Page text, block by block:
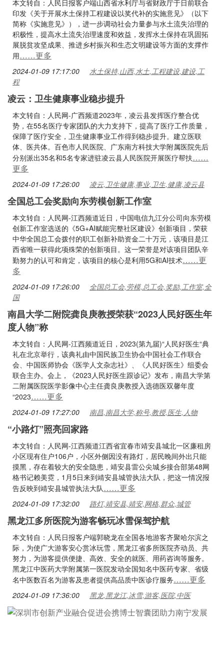
本文转自：人民日报客户端山西省水利厅与省财政厅于日前联合
印发《关于开展水土保持工程建设以奖代补的实施意见》（以下
简称《实施意见》），进一步调动社会力量参与水土流失治理的
积极性，提高水土流失治理速度和效益，发挥水土保持在巩固拓
展脱贫攻坚成果、推进乡村振兴和生态文明建设等方面的支撑作
用……更多
2024-01-09 17:17:00
水土保持,山西,水土,工程建设,建设,工
程
凌云：卫生健康事业稳步提升
本文转自：人民网-广西频道2023年，凌云县发挥医疗整合优
势，在55名医疗专家团队的大力支持下，提高了医疗工作质量，
保障了医疗安全，卫生健康事业工作得到稳步提升。建立医联
体、医共体。百色市人民医院、广东南方科技大学附属医院先后
分别派出35名和5名专家进驻凌云县人民医院开展医疗帮扶……
更多
2024-01-09 17:26:00 凌云,卫生健康,事业,卫生,健康,凌云县
全国总工会奖励向东劳模创新工作室
本文转自：人民网-江西频道近日，中国电信九江分公司向东劳模
创新工作室选送的《5G+AI赋能完整社区建设》创新项目，荣获
中华全国总工会拨付的职工创新补助资金二十万元，该项目是江
西省唯一获得此项殊荣的创新项目。这一荣誉是对该项目团队辛
勤努力的认可和肯定，该项目的核心是利用5G和AI技术……更
多
2024-01-09 17:26:00
全国总工会,劳模,总工会,奖励,工作室,全
国
南昌大学二附院龚良庚教授荣获“2023人民好医生年
度人物”称
本文转自：人民网-江西频道近日，2023(第九届)“人民好医生“典
礼在北京举行，该典礼由中国民族卫生协会中国社会工作联合
会、中国医师协会《医学人文杂志社》、《人民好医生》组委会
联合主办。会上，《2023人民好医生跟诊记》发布，南昌大学第
二附属医院医学影像中心主任龚良庚教授入选德医双馨年度
“2023……更多
2024-01-09 17:27:00 南昌,南昌大学,称号,教授,医生,人物
“小路灯”照亮回家路
本文转自：人民网-江西频道江西省宜春市靖安县城北一区廉租房
小区现有住户106户，小区外侧因没有路灯，居民晚间外出只能
摸黑，存在着较大的安全隐患，靖安县雷公尖城乡接合部第48网
格书记赖美霓，1月5日来到靖安县城管执法大队，把这一情况报
告反映到靖安县城管执法大队……更多
2024-01-09 17:32:00 路灯,靖安县,靖安,网格,群众,城管
黑龙江多所医院为游客畅玩冰雪保驾护航
本文转自：人民日报客户端郭晓龙在全国各地游客齐聚哈尔滨之
际，为使广大游客安心赏冰玩雪，黑龙江省多所医院齐动员、共
努力，为游客提供便捷、高效、安全的就医、用药咨询等服务。
黑龙江中医药大学附属第一医院发动全国知名中医药专家、省级
名中医数百名为游客及患者提供高品质中医诊疗服务……更多
2024-01-09 17:36:00 黑龙,黑龙江,冰雪,游客,医院,中医